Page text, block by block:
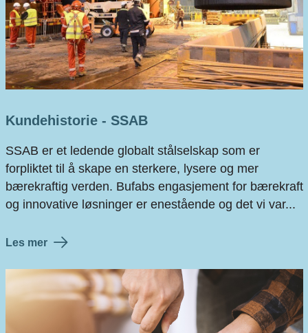
Kundehistorie - SSAB
SSAB er et ledende globalt stålselskap som er
forpliktet til å skape en sterkere, lysere og mer
bærekraftig verden. Bufabs engasjement for bærekraft
og innovative løsninger er enestående og det vi var...
Les mer